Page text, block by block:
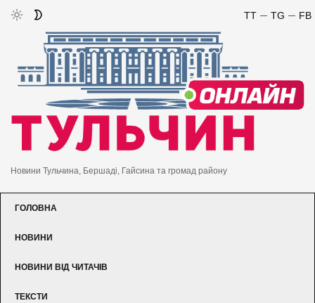
FB
TG
TT
Новини Тульчина, Бершаді, Гайсина та громад району
ГОЛОВНА
НОВИНИ
НОВИНИ ВІД ЧИТАЧІВ
ТЕКСТИ